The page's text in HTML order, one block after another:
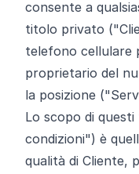
consente a
titolo privato
telefono cellulare
proprietario del
la posizione
Lo scopo di
condizioni") è
qualità di Cliente,